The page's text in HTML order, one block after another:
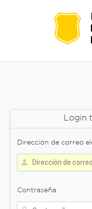
Login
Dirección de correo
Contraseña